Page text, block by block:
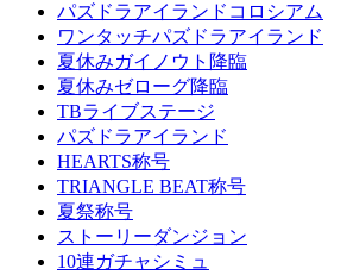
パズドラアイランドコロシアム
ワンタッチパズドラアイランド
夏休みガイノウト降臨
夏休みゼローグ降臨
TBライブステージ
パズドラアイランド
HEARTS称号
TRIANGLE BEAT称号
夏祭称号
ストーリーダンジョン
10連ガチャシミュ